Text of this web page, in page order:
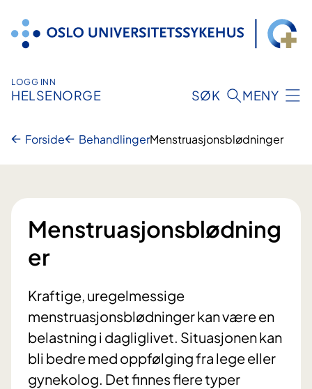
innhold
LOGG INN
HELSENORGE SØK MENY
Forside BehandlingerMenstruasjonsblødninger
Menstruasjonsblødning
er
Kraftige, uregelmessige
menstruasjonsblødninger kan være en
belastning i dagliglivet. Situasjonen kan
bli bedre med oppfølging fra lege eller
gynekolog. Det finnes flere typer